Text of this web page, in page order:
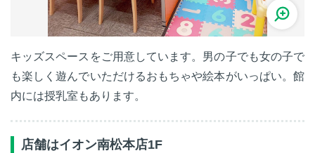
キッズスペースをご用意しています。男の子でも女の子で
も楽しく遊んでいただけるおもちゃや絵本がいっぱい。館
内には授乳室もあります。
店舗はイオン南松本店1F